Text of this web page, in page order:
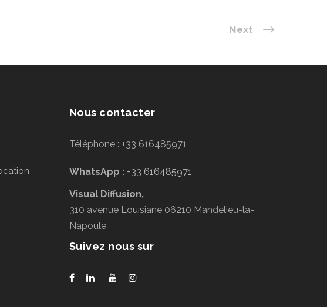
Next
Nous contacter
Téléphone : +33 616485971
WhatsApp : +33 616485971
Visual Diffusion,
310 avenue Louisiane 06210 Mandelieu-la-
Napoule
Suivez nous sur